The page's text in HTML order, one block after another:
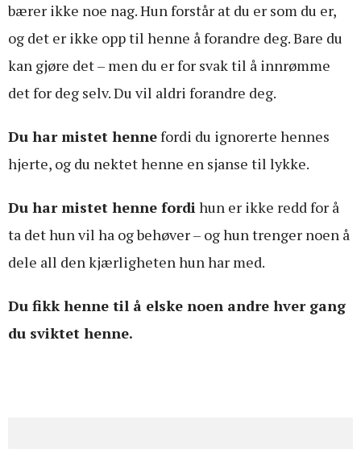
bærer ikke noe nag. Hun forstår at du er som du er,
og det er ikke opp til henne å forandre deg. Bare du
kan gjøre det – men du er for svak til å innrømme
det for deg selv. Du vil aldri forandre deg.
Du har mistet hennefordi du ignorerte hennes
hjerte, og du nektet henne en sjanse til lykke.
Du har mistet henne fordihun er ikke redd for å
ta det hun vil ha og behøver – og hun trenger noen å
dele all den kjærligheten hun har med.
Du fikk henne til å elske noen andre hver gang
du sviktet henne.